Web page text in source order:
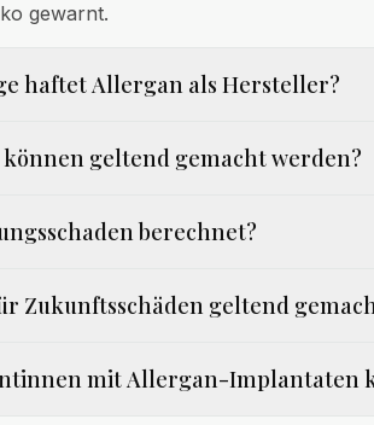
gewarnt.
haftet Allergan als Hersteller?
geltend gemacht werden?
berechnet?
Zukunftsschäden geltend
mit Allergan-Implantaten